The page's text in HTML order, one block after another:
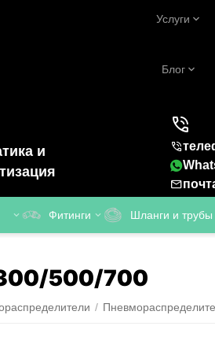
Услуги
Блог
и
Фитинги Шланги и трубы
500/700
/